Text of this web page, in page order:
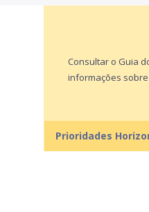
Consultar o Guia
informações
Prioridades